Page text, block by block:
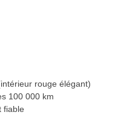
rouge élégant)
100 000 km
fiable